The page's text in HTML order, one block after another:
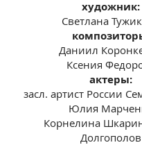
художник:
Светлана
Даниил
Ксения
актеры:
засл. артист России
Юлия
Корнелина
Долгополов